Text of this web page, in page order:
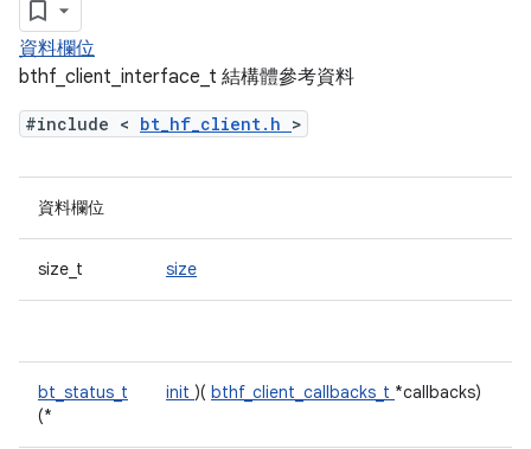
資料欄位
bthf_client_interface_t 結構體參考資料
#include < bt_hf_client.h >
資料欄位
size_t size
bt_status_t
(*
init )( bthf_client_callbacks_t *callbacks)